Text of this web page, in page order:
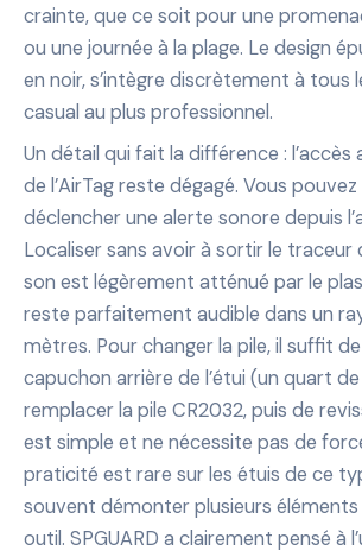
crainte, que ce soit pour une
ou une journée à la plage. Le design
en noir, s’intègre discrètement à tous
casual au plus professionnel.
Un détail qui fait la différence :
de l’AirTag reste dégagé. Vous
déclencher une alerte sonore depuis
Localiser sans avoir à sortir le traceur
son est légèrement atténué par le
reste parfaitement audible dans un
mètres. Pour changer la pile, il suffit
capuchon arrière de l’étui (un quart
remplacer la pile CR2032, puis de
est simple et ne nécessite pas de
praticité est rare sur les étuis de ce
souvent démonter plusieurs éléments
outil. SPGUARD a clairement pensé à